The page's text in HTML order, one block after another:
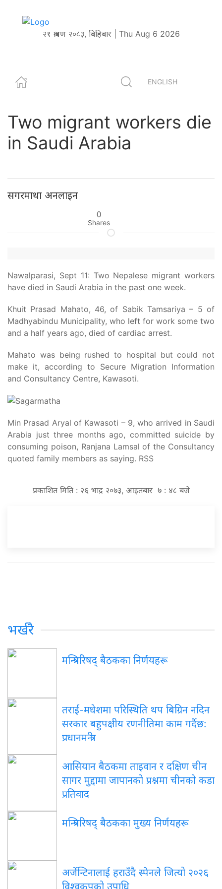
२१ श्रावण २०८३, बिहिबार | Thu Aug 6 2026
ENGLISH
Two migrant workers die
in Saudi Arabia
सगरमाथा अनलाइन
0
Shares
Nawalparasi, Sept 11: Two Nepalese migrant workers
have died in Saudi Arabia in the past one week.
Khuit Prasad Mahato, 46, of Sabik Tamsariya – 5 of
Madhyabindu Municipality, who left for work some two
and a half years ago, died of cardiac arrest.
Mahato was being rushed to hospital but could not
make it, according to Secure Migration Information
and Consultancy Centre, Kawasoti.
Min Prasad Aryal of Kawasoti – 9, who arrived in Saudi
Arabia just three months ago, committed suicide by
consuming poison, Ranjana Lamsal of the Consultancy
quoted family members as saying. RSS
प्रकाशित मिति : २६ भाद्र २०७३, आइतबार ७ : ४८ बजे
भर्खरै
मन्त्रिपरिषद् बैठकका निर्णयहरू
तराई-मधेशमा परिस्थिति थप बिग्रिन नदिन
सरकार बहुपक्षीय रणनीतिमा काम गर्दैछ:
प्रधानमन्त्री
आसियान बैठकमा ताइवान र दक्षिण चीन
सागर मुद्दामा जापानको प्रश्नमा चीनको कडा
प्रतिवाद
मन्त्रिपरिषद् बैठकका मुख्य निर्णयहरू
अर्जेन्टिनालाई हराउँदै स्पेनले जित्यो २०२६